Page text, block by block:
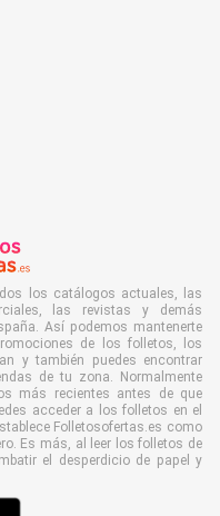
los catálogos actuales, las
las revistas y demás
Así podemos mantenerte
de los folletos, los
y también puedes encontrar
de tu zona. Normalmente
más recientes antes de que
acceder a los folletos en el
Folletosofertas.es como
Es más, al leer los folletos de
el desperdicio de papel y